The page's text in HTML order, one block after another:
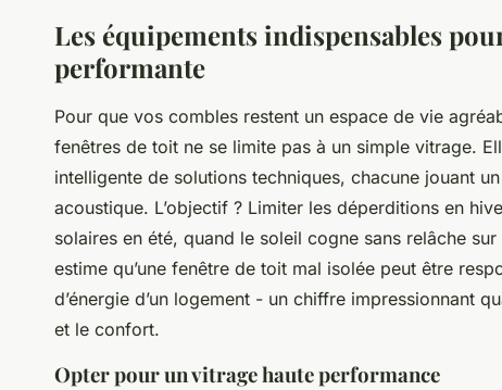
Les équipements indispensables
performante
Pour que vos combles restent un espace de vie
fenêtres de toit ne se limite pas à un simple vitrage.
intelligente de solutions techniques, chacune jouant
acoustique. L’objectif ? Limiter les déperditions en
solaires en été, quand le soleil cogne sans relâche sur
estime qu’une fenêtre de toit mal isolée peut être
d’énergie d’un logement - un chiffre impressionnant
et le confort.
Opter pour un vitrage haute performance